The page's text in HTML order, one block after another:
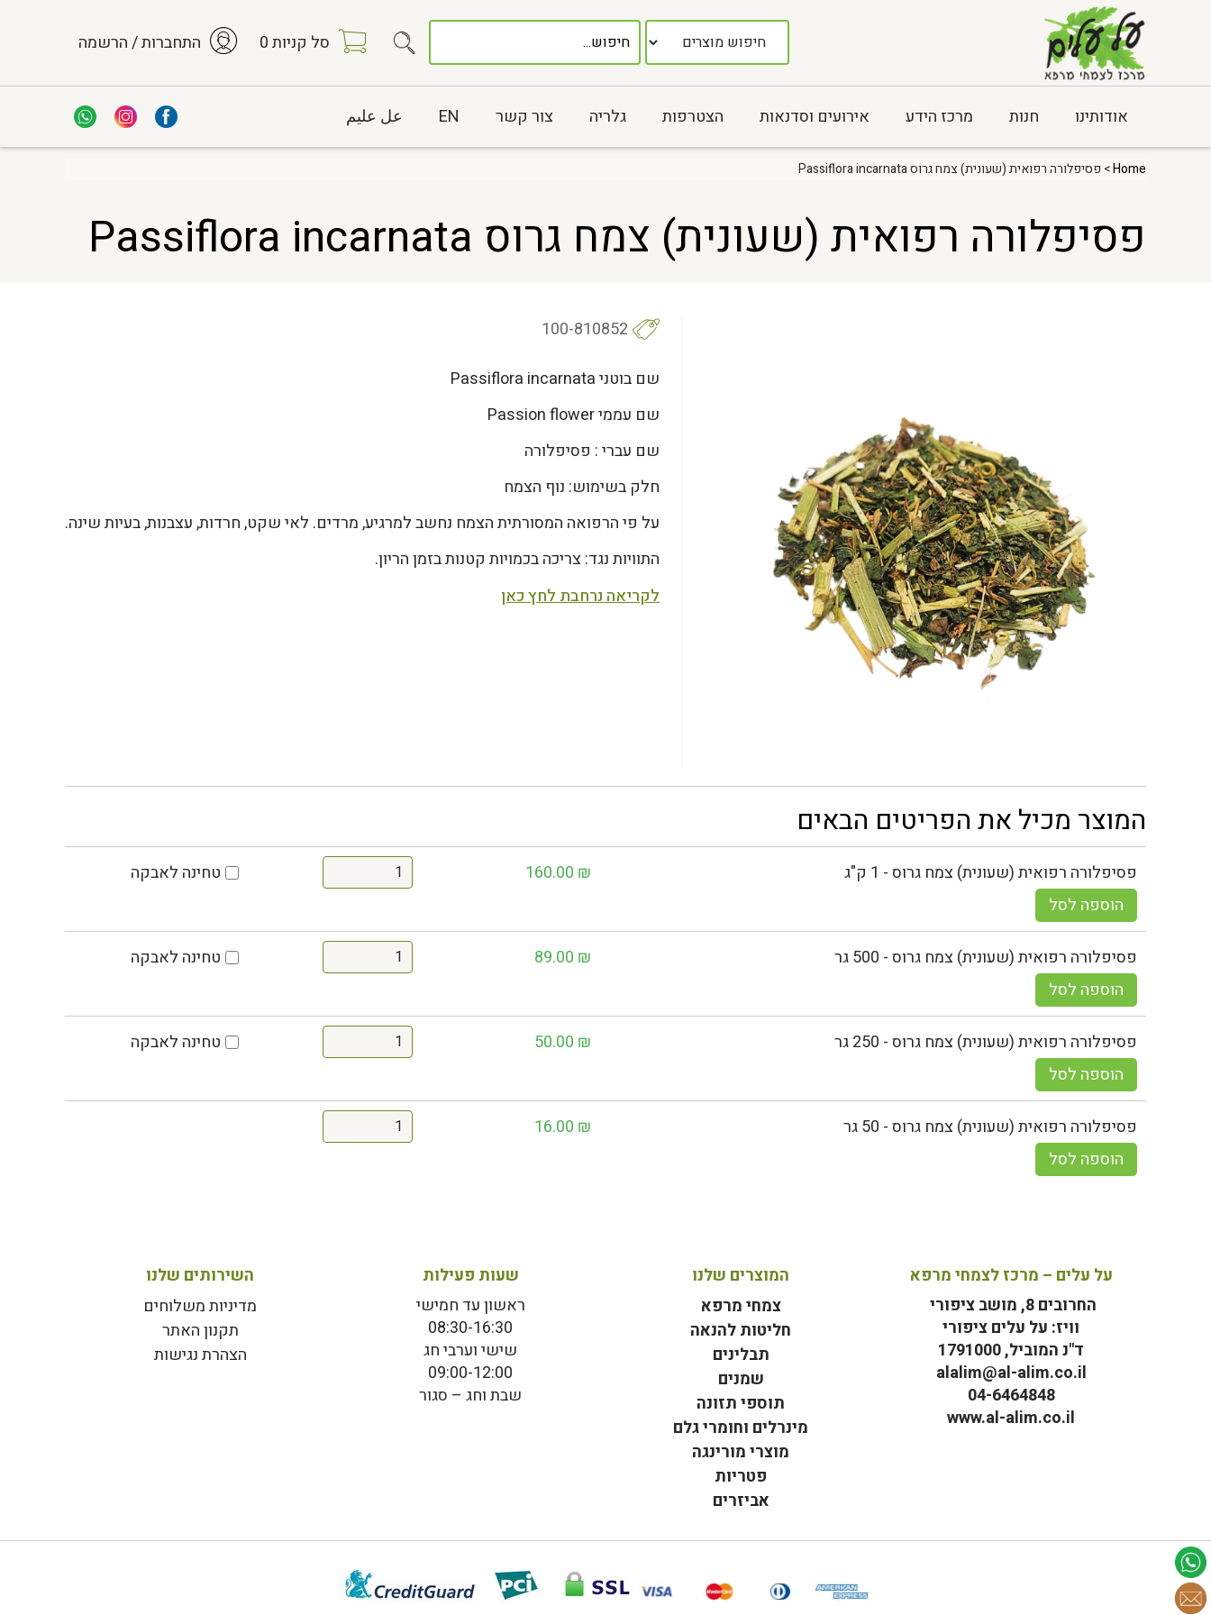
סל קניות0 התחברות / הרשמה
אודותינו חנות מרכז הידע אירועים וסדנאות הצטרפות גלריה צור קשר EN عل عليم
Home> פסיפלורה רפואית (שעונית) צמח גרוס Passiflora incarnata
פסיפלורה רפואית (שעונית) צמח גרוס Passiflora incarnata
100-810852
שם בוטני Passiflora incarnata
שם עממי Passion flower
שם עברי : פסיפלורה
חלק בשימוש: נוף הצמח
על פי הרפואה המסורתית הצמח נחשב למרגיע, מרדים. לאי שקט, חרדות, עצבנות, בעיות שינה.
התוויות נגד: צריכה בכמויות קטנות בזמן הריון.
לקריאה נרחבת לחץ כאן
המוצר מכיל את הפריטים הבאים
פסיפלורה רפואית (שעונית) צמח גרוס - 1 ק"ג 160.00 ₪
טחינה לאבקה
הוספה לסל
פסיפלורה רפואית (שעונית) צמח גרוס - 500 גר 89.00 ₪
טחינה לאבקה
הוספה לסל
פסיפלורה רפואית (שעונית) צמח גרוס - 250 גר 50.00 ₪
טחינה לאבקה
הוספה לסל
פסיפלורה רפואית (שעונית) צמח גרוס - 50 גר 16.00 ₪
הוספה לסל
על עלים – מרכז לצמחי מרפא
החרובים 8, מושב ציפורי
וויז: על עלים ציפורי
ד"נ המוביל, 1791000
alalim@al-alim.co.il
04-6464848
www.al-alim.co.il
המוצרים שלנו
צמחי מרפא
חליטות להנאה
תבלינים
שמנים
תוספי תזונה
מינרלים וחומרי גלם
מוצרי מורינגה
פטריות
אביזרים
שעות פעילות
ראשון עד חמישי
08:30-16:30
שישי וערבי חג
09:00-12:00
שבת וחג – סגור
השירותים שלנו
מדיניות משלוחים
תקנון האתר
הצהרת נגישות